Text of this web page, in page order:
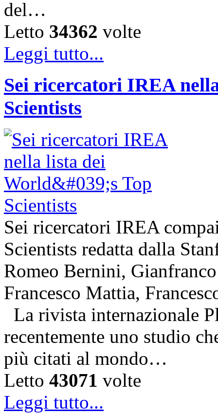
del…
Letto 34362 volte
Leggi tutto...
Sei ricercatori IREA
Scientists
Sei ricercatori IREA
Scientists redatta dalla
Romeo Bernini,
Francesco Mattia,
La rivista internazionale
recentemente uno studio
più citati al mondo…
Letto 43071 volte
Leggi tutto...